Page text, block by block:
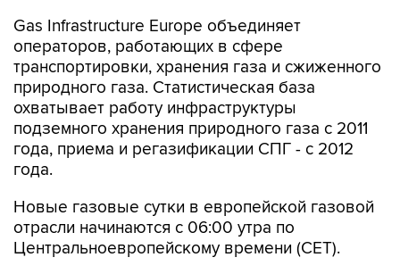
Gas Infrastructure Europe объединяет
операторов, работающих в сфере
транспортировки, хранения газа и сжиженного
природного газа. Статистическая база
охватывает работу инфраструктуры
подземного хранения природного газа с 2011
года, приема и регазификации СПГ - с 2012
года.
Новые газовые сутки в европейской газовой
отрасли начинаются c 06:00 утра по
Центральноевропейскому времени (CET).